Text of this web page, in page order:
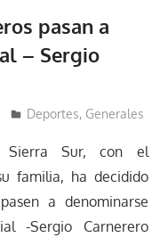
pasan a
– Sergio
Deportes, Generales
Sierra Sur, con el
familia, ha decidido
a denominarse
-Sergio Carnerero